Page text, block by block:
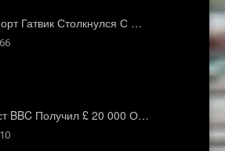
Гатвик Столкнулся С …
BBC Получил £ 20 000 О…